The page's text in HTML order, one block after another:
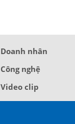
Doanh nhân
Công nghệ
Video clip